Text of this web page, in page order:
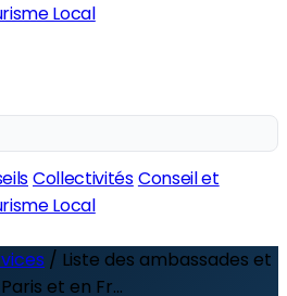
Local
CollectivitésConseil et
Local
/ Liste des ambassades et
et en Fr...